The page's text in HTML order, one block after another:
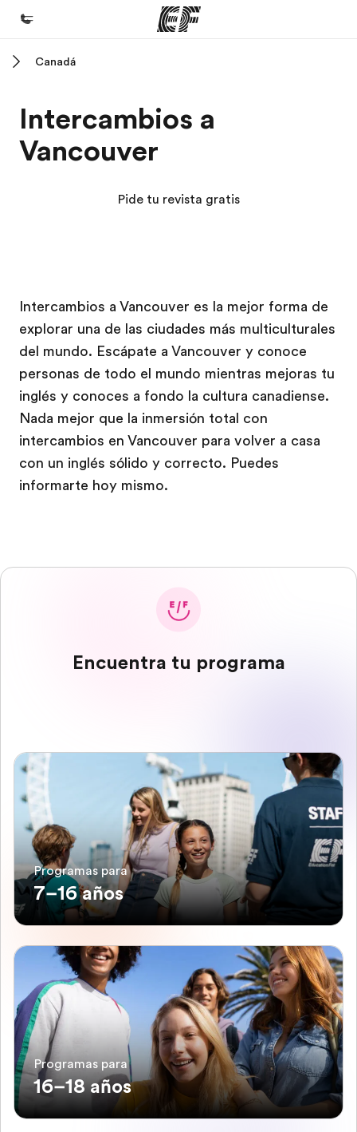
Programas
Ver todo lo que hacemos
Trabajos
Únete al equipo
Canadá
Intercambios a
Vancouver
Pide tu revista gratis
Intercambios a Vancouver es la mejor forma de
explorar una de las ciudades más multiculturales
del mundo. Escápate a Vancouver y conoce
personas de todo el mundo mientras mejoras tu
inglés y conoces a fondo la cultura canadiense.
Nada mejor que la inmersión total con
intercambios en Vancouver para volver a casa
con un inglés sólido y correcto. Puedes
informarte hoy mismo.
Encuentra tu programa
Programas para
7–16 años
Programas para
16–18 años